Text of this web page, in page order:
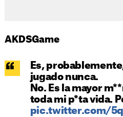
AKDSGame
Es,
jugado nunca.
No. Es la mayor
toda mi p*ta vida.
pic.twitter.com/